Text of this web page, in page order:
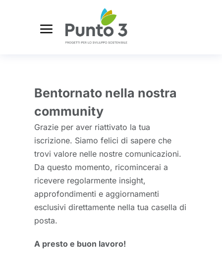
Bentornato nella nostra
community
Grazie per aver riattivato la tua
iscrizione. Siamo felici di sapere che
trovi valore nelle nostre comunicazioni.
Da questo momento, ricomincerai a
ricevere regolarmente insight,
approfondimenti e aggiornamenti
esclusivi direttamente nella tua casella di
posta.
A presto e buon lavoro!